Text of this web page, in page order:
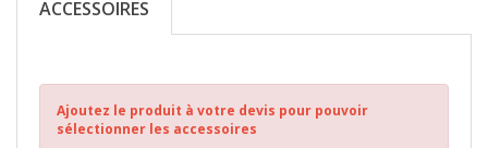
ACCESSOIRES
Ajoutez le produit à votre devis pour pouvoir
sélectionner les accessoires